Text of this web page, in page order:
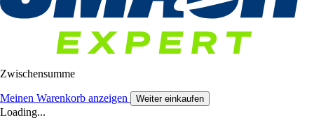
Zwischensumme
Meinen Warenkorb anzeigen Weiter einkaufen
Loading...